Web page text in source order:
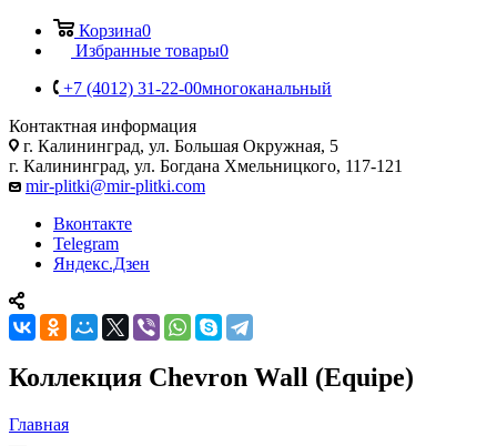
Корзина0
Избранные товары0
+7 (4012) 31-22-00многоканальный
Контактная информация
г. Калининград, ул. Большая Окружная, 5
г. Калининград, ул. Богдана Хмельницкого, 117-121
mir-plitki@mir-plitki.com
Вконтакте
Telegram
Яндекс.Дзен
Коллекция Chevron Wall (Equipe)
Главная